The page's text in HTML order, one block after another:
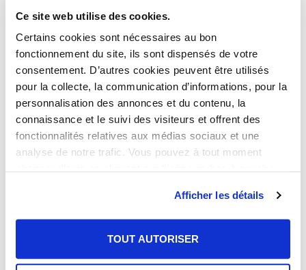
Ce site web utilise des cookies.
Certains cookies sont nécessaires au bon
fonctionnement du site, ils sont dispensés de votre
consentement. D’autres cookies peuvent être utilisés
pour la collecte, la communication d’informations, pour la
personnalisation des annonces et du contenu, la
connaissance et le suivi des visiteurs et offrent des
fonctionnalités relatives aux médias sociaux et une
analyse de notre trafic. Vous pouvez à tout moment
Afficher les détails
TOUT AUTORISER
Transports depuis Annemasse
· À 400 m du tramway
· Une gare SNCF
· Le Léman Express
·Un aéroport international